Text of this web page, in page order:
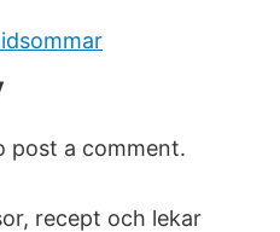
post a comment.
recept och lekar